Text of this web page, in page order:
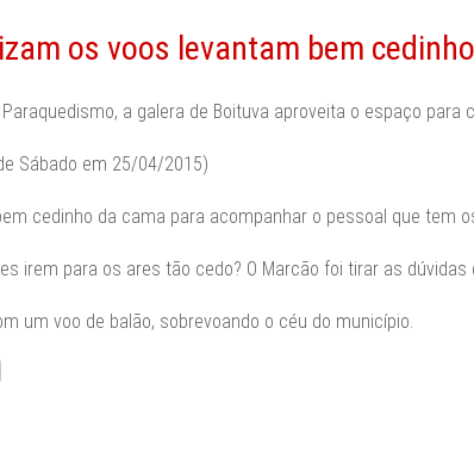
os voos levantam bem
a galera de Boituva aproveita o espaço
Sábado em 25/04/2015)
cedinho da cama para acompanhar o pessoal que tem
irem para os ares tão cedo? O Marcão foi tirar as
um voo de balão, sobrevoando o céu do município.